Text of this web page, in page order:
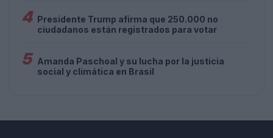
4 Presidente Trump afirma que 250.000 no
ciudadanos están registrados para votar
5 Amanda Paschoal y su lucha por la justicia
social y climática en Brasil